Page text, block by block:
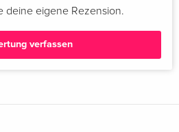
deine eigene Rezension.
verfassen